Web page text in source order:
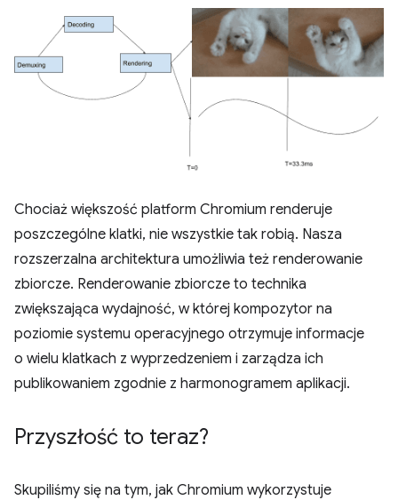
Chociaż większość platform Chromium renderuje
poszczególne klatki, nie wszystkie tak robią. Nasza
rozszerzalna architektura umożliwia też renderowanie
zbiorcze. Renderowanie zbiorcze to technika
zwiększająca wydajność, w której kompozytor na
poziomie systemu operacyjnego otrzymuje informacje
o wielu klatkach z wyprzedzeniem i zarządza ich
publikowaniem zgodnie z harmonogramem aplikacji.
Przyszłość to teraz?
Skupiliśmy się na tym, jak Chromium wykorzystuje